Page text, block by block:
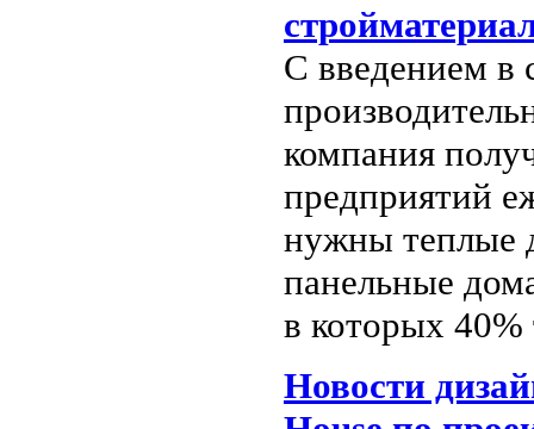
С введением в
компания
предприятий
нужны теплые
панельные
в которых 40%
Новости